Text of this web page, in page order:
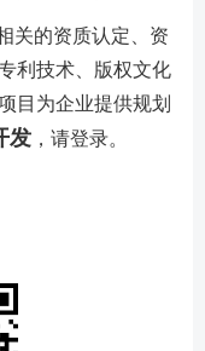
关的资质认定、资
利技术、版权文化
目为企业提供规划
发 ，请登录。